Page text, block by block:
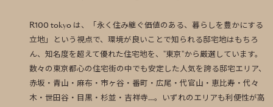
R100 tokyo は、「永く住み継ぐ価値のある、暮らしを豊かにする
立地」という視点で、環境が良いことで知られる邸宅地はもちろ
ん、知名度を超えて優れた住宅地を、"東京"から厳選しています。
数々の東京都心の住宅街の中でも安定した人気を誇る邸宅エリア、
赤坂・青山・麻布・市ヶ谷・番町・広尾・代官山・恵比寿・代々
木・世田谷・目黒・杉並・吉祥寺…。いずれのエリアも利便性が高